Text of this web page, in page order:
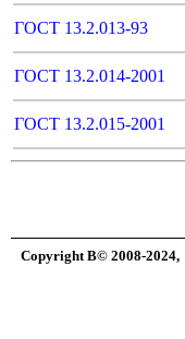
ГОСТ 13.2.013-93
ГОСТ 13.2.014-2001
ГОСТ 13.2.015-2001
Copyright В© 2008-2024,